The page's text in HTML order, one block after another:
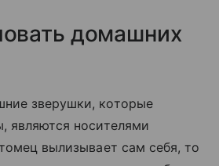
домашних
зверушки, которые
являются носителями
вылизывает сам себя, то